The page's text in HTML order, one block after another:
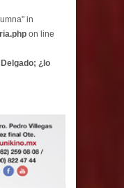
in
on line
¿lo